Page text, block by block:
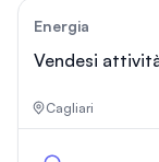
Energia
Vendesi
Cagliari